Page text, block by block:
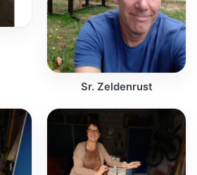
Sr. Zeldenrust